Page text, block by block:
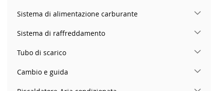
Sistema di alimentazione carburante
Sistema di raffreddamento
Tubo di scarico
Cambio e guida